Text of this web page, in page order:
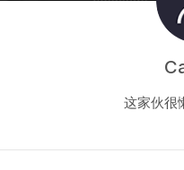
这家伙很